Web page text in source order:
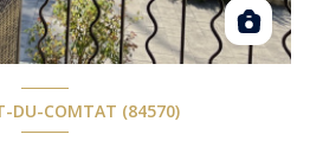
DU-COMTAT (84570)